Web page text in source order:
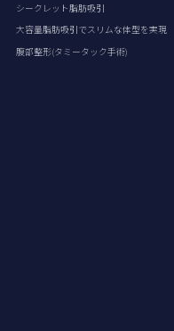
シークレット脂肪吸引
大容量脂肪吸引でスリムな体型を実現
腹部整形(タミータック手術)